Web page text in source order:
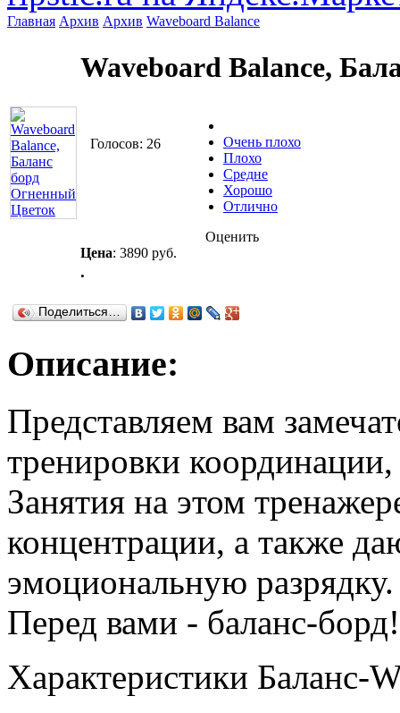
Главная Архив Архив Waveboard Balance
Waveboard Balance,
Голосов: 26
Очень плохо
Плохо
Средне
Хорошо
Отлично
Оценить
Цена: 3890 руб.
.
Поделиться…
Описание:
Представляем вам
тренировки
Занятия на этом
концентрации, а также
эмоциональную разрядку.
Перед вами - баланс-борд!
Характеристики Баланс-